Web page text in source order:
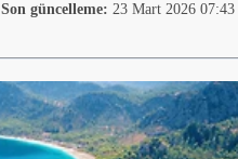
Son güncelleme: 23 Mart 2026 07:43